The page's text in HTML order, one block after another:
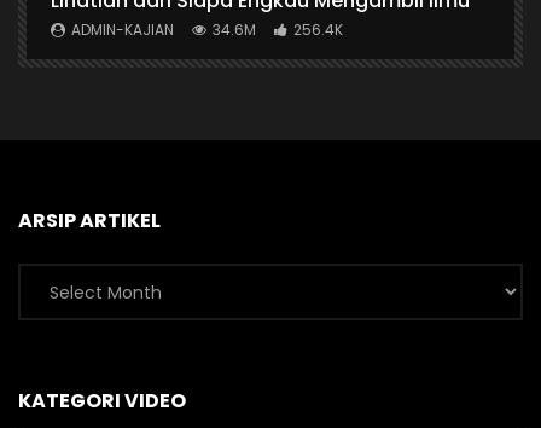
ADMIN-KAJIAN 34.6M 256.4K
ARSIP ARTIKEL
Arsip
Artikel
KATEGORI VIDEO